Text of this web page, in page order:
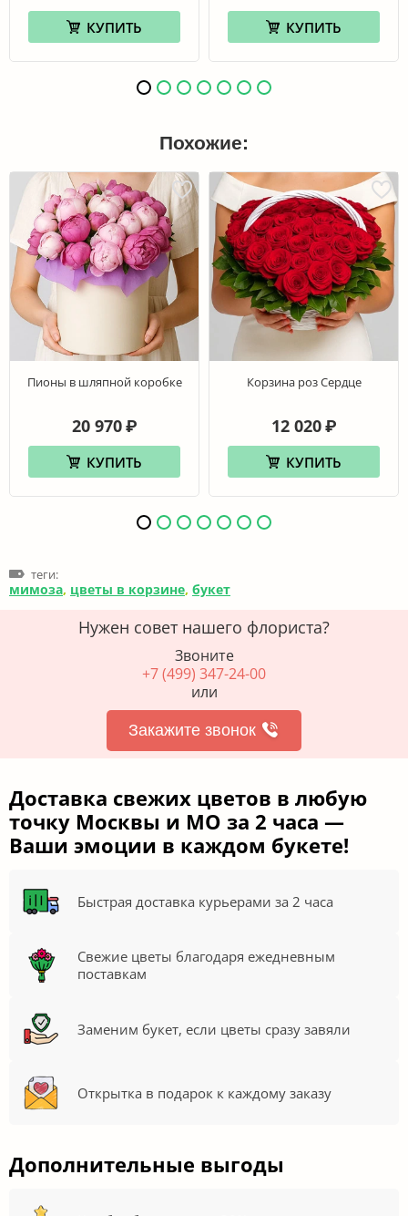
КУПИТЬ КУПИТЬ
Похожие:
Пионы в шляпной коробке
20 970 ₽
КУПИТЬ
Корзина роз Сердце
12 020 ₽
КУПИТЬ
теги:
мимоза, цветы в корзине, букет
Нужен совет нашего флориста?
Звоните
+7 (499) 347-24-00
или
Закажите звонок
Доставка свежих цветов в любую
точку Москвы и МО за 2 часа —
Ваши эмоции в каждом букете!
Быстрая доставка курьерами за 2 часа
Свежие цветы благодаря ежедневным
поставкам
Заменим букет, если цветы сразу завяли
Открытка в подарок к каждому заказу
Дополнительные выгоды